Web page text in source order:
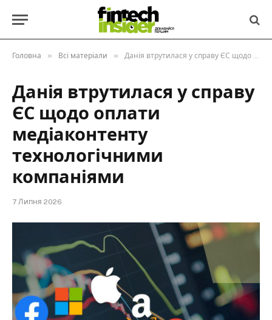
Головна » Всі матеріали » Данія втрутилася у справу ЄС щодо оплати медіаконтенту технологічними компаніями
Данія втрутилася у справу
ЄС щодо оплати
медіаконтенту
технологічними
компаніями
7 Липня 2026